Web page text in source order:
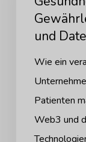
Privatsphäre
und
Wie ein
Patienten
Web3 und